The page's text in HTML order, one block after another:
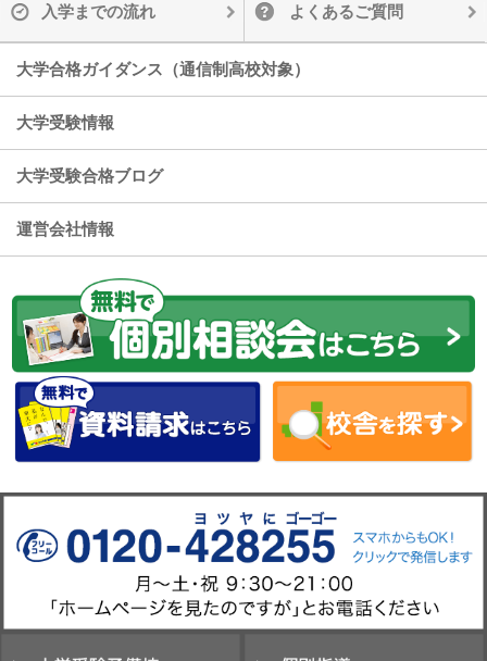
入学までの流れ よくあるご質問
大学合格ガイダンス（通信制高校対象）
大学受験情報
大学受験合格ブログ
運営会社情報